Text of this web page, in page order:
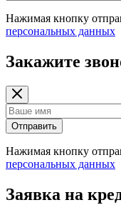
Нажимая кнопку
персональных данных
Закажите
Отправить
Нажимая кнопку
персональных данных
Заявка на